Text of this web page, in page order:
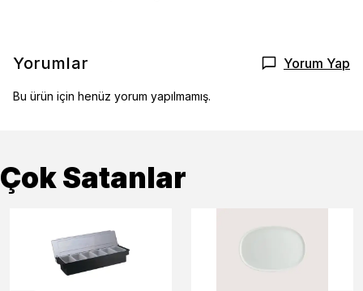
Yorumlar Yorum Yap
Bu ürün için henüz yorum yapılmamış.
Çok Satanlar